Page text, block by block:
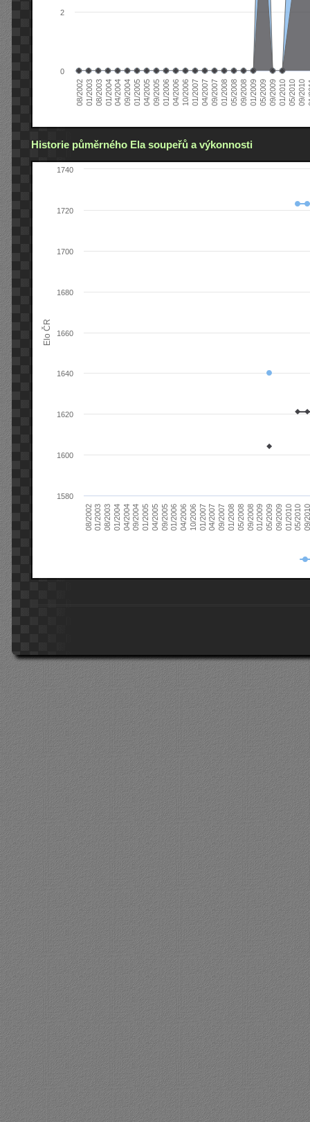
08/200201/200308/200301/200404/200409/200401/200504/200509/200501/200604/200610/200601/200704/200709/200701/200805/200809/200801/200905/200909/200901/201005/201009/2010
0
2
Historie půměrného Ela soupeřů a výkonnosti
Elo ČR
08/200201/200308/200301/200404/200409/200401/200504/200509/200501/200604/200610/200601/200704/200709/200701/200805/200809/200801/200905/200909/200901/201005/201009/
1580
1600
1620
1640
1660
1680
1700
1720
1740